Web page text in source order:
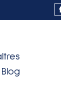
Blog